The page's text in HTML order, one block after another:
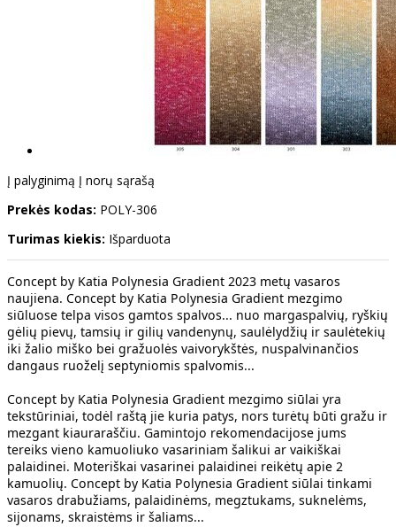
Į palyginimą Į norų sąrašą
Prekės kodas: POLY-306
Turimas kiekis: Išparduota
Concept by Katia Polynesia Gradient 2023 metų vasaros
naujiena. Concept by Katia Polynesia Gradient mezgimo
siūluose telpa visos gamtos spalvos... nuo margaspalvių, ryškių
gėlių pievų, tamsių ir gilių vandenynų, saulėlydžių ir saulėtekių
iki žalio miško bei gražuolės vaivorykštės, nuspalvinančios
dangaus ruoželį septyniomis spalvomis...
Concept by Katia Polynesia Gradient mezgimo siūlai yra
tekstūriniai, todėl raštą jie kuria patys, nors turėtų būti gražu ir
mezgant kiauraraščiu. Gamintojo rekomendacijose jums
tereiks vieno kamuoliuko vasariniam šalikui ar vaikiškai
palaidinei. Moteriškai vasarinei palaidinei reikėtų apie 2
kamuolių. Concept by Katia Polynesia Gradient siūlai tinkami
vasaros drabužiams, palaidinėms, megztukams, suknelėms,
sijonams, skraistėms ir šaliams...